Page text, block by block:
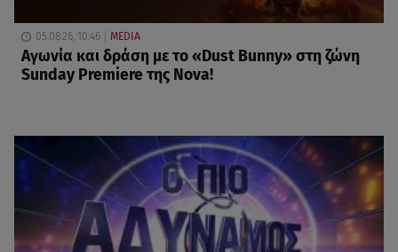
05.08.26, 10:46 MEDIA
Αγωνία και δράση με το «Dust Bunny» στη ζώνη
Sunday Premiere της Nova!